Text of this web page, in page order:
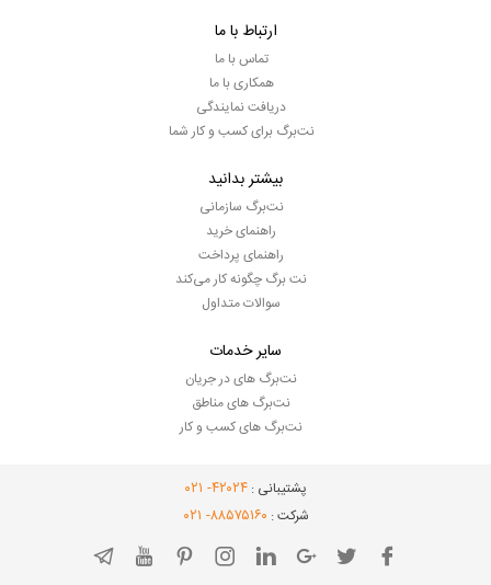
ارتباط با ما
تماس با ما
همکاری با ما
دریافت نمایندگی
نت‌برگ برای کسب و کار شما
بیشتر بدانید
نت‌برگ سازمانی
راهنمای خرید
راهنمای پرداخت
نت برگ چگونه کار می‌کند
سوالات متداول
سایر خدمات
نت‌برگ های در جریان
نت‌برگ های مناطق
نت‌برگ های کسب و کار
پشتیبانی : ۴۲۰۲۴- ۰۲۱
شرکت : ۸۸۵۷۵۱۶۰- ۰۲۱